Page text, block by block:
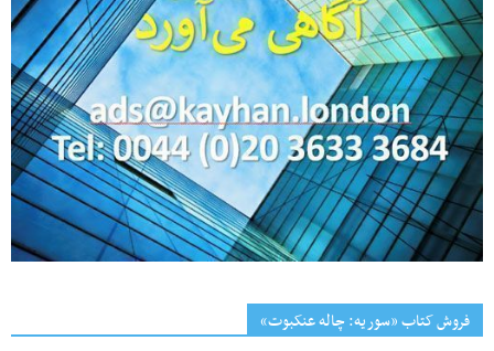
فروش کتاب «سوریه: چاله عنکبوت»